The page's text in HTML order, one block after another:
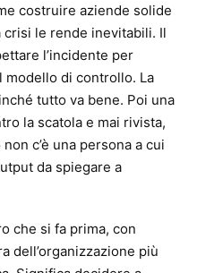
costruire aziende solide
le rende inevitabili. Il
l’incidente per
di controllo. La
tutto va bene. Poi una
la scatola e mai rivista,
c’è una persona a cui
da spiegare a
che si fa prima, con
dell’organizzazione più